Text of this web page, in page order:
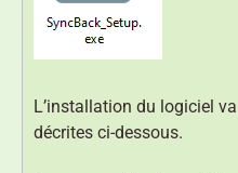
L’installation du logiciel
décrites ci-dessous.